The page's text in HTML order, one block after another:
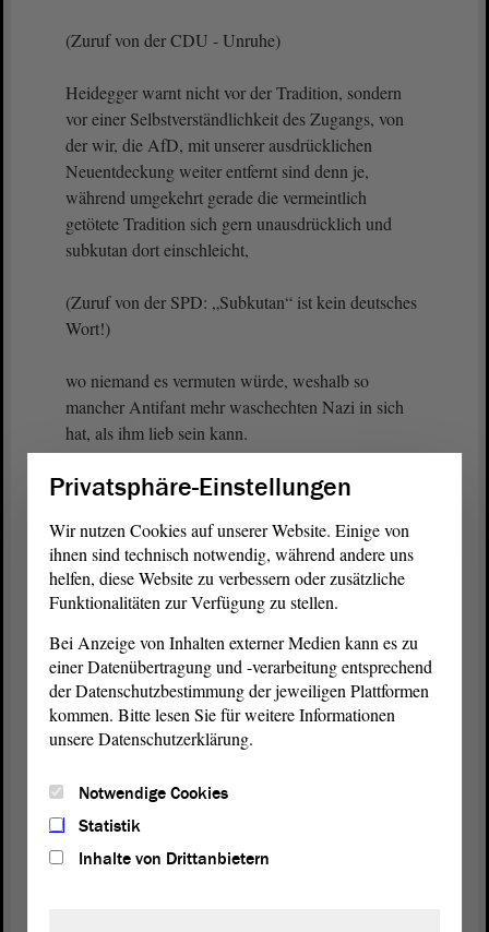
(Zuruf von der CDU - Unruhe)
Heidegger warnt nicht vor der Tradition, sondern
vor einer Selbstverständlichkeit des Zugangs, von
der wir, die AfD, mit unserer ausdrücklichen
Neuentdeckung weiter entfernt sind denn je,
während umgekehrt gerade die vermeintlich
getötete Tradition sich gern unausdrücklich und
subkutan dort einschleicht,
(Zuruf von der SPD: „Subkutan“ ist kein deutsches
Wort!)
wo niemand es vermuten würde, weshalb so
mancher Antifant mehr waschechten Nazi in sich
hat, als ihm lieb sein kann.
(Beifall bei der AfD - Zuruf von den GRÜNEN)
Doch zurück zum Thema. Auch die Architektur
muss zeitgemäß sein.
(Dr. Falko Grube, SPD: Ja! - Lachen bei der SPD)
Wahrhaft zeitgemäß aber ist nur das, was
historischen Sinn hat und um sein Herkommen
weiß.
DerAntrag
worden und verlangt nur, dass eine Tradition
Privatsphäre-Einstellungen
Wir nutzen Cookies auf unserer Website. Einige von
ihnen sind technisch notwendig, während andere uns
helfen, diese Website zu verbessern oder zusätzliche
Funktionalitäten zur Verfügung zu stellen.
Bei Anzeige von Inhalten externer Medien kann es zu
einer Datenübertragung und -verarbeitung entsprechend
der Datenschutzbestimmung der jeweiligen Plattformen
kommen. Bitte lesen Sie für weitere Informationen
unsere Datenschutzerklärung.
Notwendige Cookies
Statistik
Inhalte von Drittanbietern